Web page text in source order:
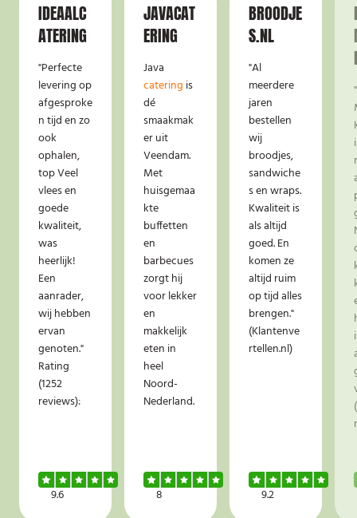
IDEAALC
ATERING
"Perfecte
levering op
afgesproke
n tijd en zo
ook
ophalen,
top Veel
vlees en
goede
kwaliteit,
was
heerlijk!
Een
aanrader,
wij hebben
ervan
genoten."
Rating
(1252
reviews):
9.6
JAVACAT
ERING
Java
catering is
dé
smaakmak
er uit
Veendam.
Met
huisgemaa
kte
buffetten
en
barbecues
zorgt hij
voor lekker
en
makkelijk
eten in
heel
Noord-
Nederland.
8
BROODJE
S.NL
"Al
meerdere
jaren
bestellen
wij
broodjes,
sandwiche
s en wraps.
Kwaliteit is
als altijd
goed. En
komen ze
altijd ruim
op tijd alles
brengen."
(Klantenve
rtellen.nl)
9.2